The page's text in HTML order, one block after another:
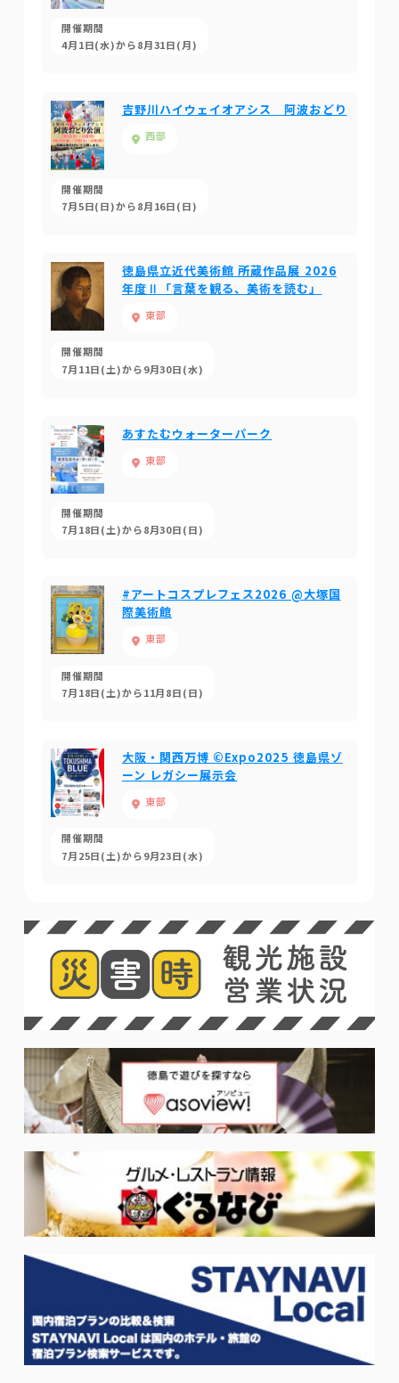
開催期間
4月1日(水)から8月31日(月)
吉野川ハイウェイオアシス 阿波おどり
西部
開催期間
7月5日(日)から8月16日(日)
徳島県立近代美術館 所蔵作品展 2026
年度Ⅱ「言葉を観る、美術を読む」
東部
開催期間
7月11日(土)から9月30日(水)
あすたむウォーターパーク
東部
開催期間
7月18日(土)から8月30日(日)
#アートコスプレフェス2026 @大塚国
際美術館
東部
開催期間
7月18日(土)から11月8日(日)
大阪・関西万博 ©Expo2025 徳島県ゾ
ーン レガシー展示会
東部
開催期間
7月25日(土)から9月23日(水)